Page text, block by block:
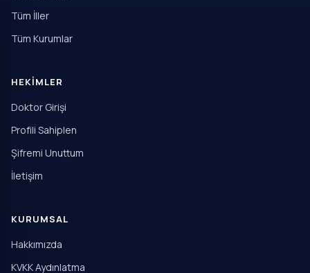
Tüm İller
Tüm Kurumlar
HEKIMLER
Doktor Girişi
Profili Sahiplen
Şifremi Unuttum
İletişim
KURUMSAL
Hakkımızda
KVKK Aydınlatma